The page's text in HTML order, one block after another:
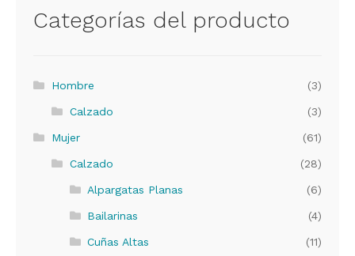
Categorías del producto
Hombre (3)
Calzado (3)
Mujer (61)
Calzado (28)
Alpargatas Planas (6)
Bailarinas (4)
Cuñas Altas (11)